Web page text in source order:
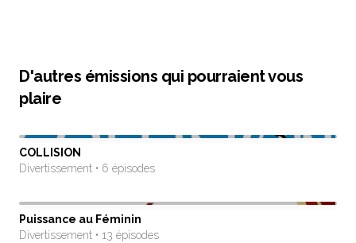
D'autres émissions qui pourraient vous
plaire
COLLISION
Divertissement • 6 épisodes
Puissance au Féminin
Divertissement • 13 épisodes